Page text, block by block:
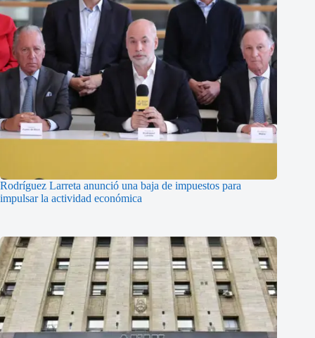
Rodríguez Larreta anunció una baja de impuestos para
impulsar la actividad económica